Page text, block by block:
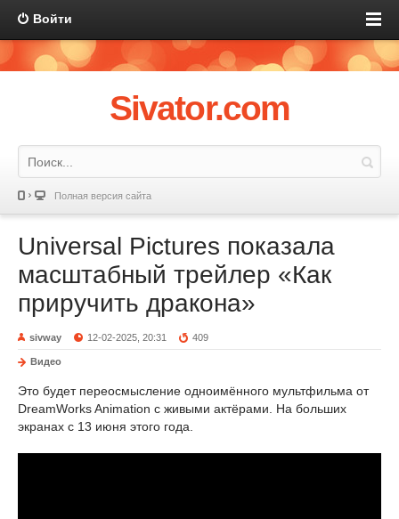
Войти
Sivator.com
Полная версия сайта
Universal Pictures показала
масштабный трейлер «Как
приручить дракона»
sivway 12-02-2025, 20:31 409
Видео
Это будет переосмысление одноимённого мультфильма от
DreamWorks Animation с живыми актёрами. На больших
экранах с 13 июня этого года.